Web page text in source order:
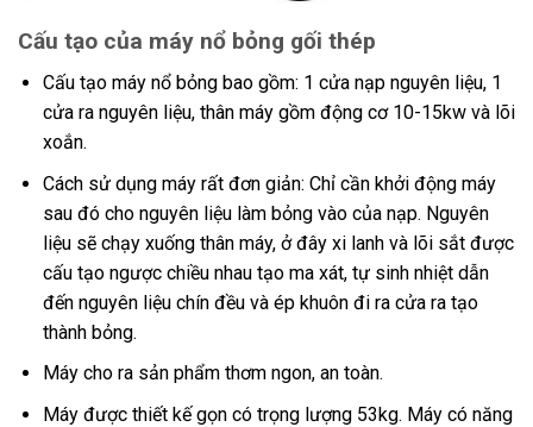
Cấu tạo của máy nổ bỏng gối thép
Cấu tạo máy nổ bỏng bao gồm: 1 cửa nạp nguyên liệu, 1
cửa ra nguyên liệu, thân máy gồm động cơ 10-15kw và lõi
xoắn.
Cách sử dụng máy rất đơn giản: Chỉ cần khởi động máy
sau đó cho nguyên liệu làm bỏng vào của nạp. Nguyên
liệu sẽ chạy xuống thân máy, ở đây xi lanh và lõi sắt được
cấu tạo ngược chiều nhau tạo ma xát, tự sinh nhiệt dẫn
đến nguyên liệu chín đều và ép khuôn đi ra cửa ra tạo
thành bỏng.
Máy cho ra sản phẩm thơm ngon, an toàn.
Máy được thiết kế gọn có trọng lượng 53kg. Máy có năng